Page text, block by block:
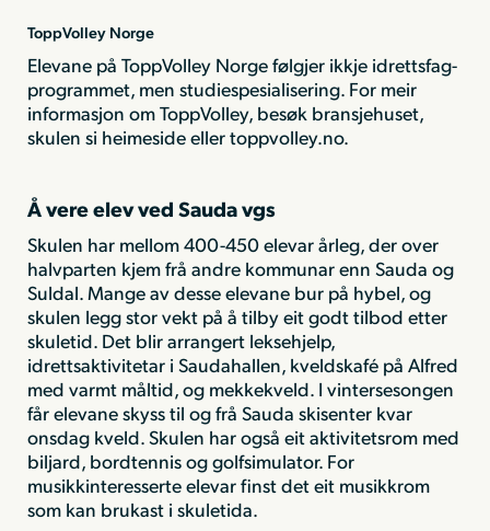
ToppVolley Norge
Elevane på ToppVolley Norge følgjer ikkje idrettsfag-
programmet, men studiespesialisering. For meir
informasjon om ToppVolley, besøk bransjehuset,
skulen si heimeside eller toppvolley.no.
Å vere elev ved Sauda vgs
Skulen har mellom 400-450 elevar årleg, der over
halvparten kjem frå andre kommunar enn Sauda og
Suldal. Mange av desse elevane bur på hybel, og
skulen legg stor vekt på å tilby eit godt tilbod etter
skuletid. Det blir arrangert leksehjelp,
idrettsaktivitetar i Saudahallen, kveldskafé på Alfred
med varmt måltid, og mekkekveld. I vintersesongen
får elevane skyss til og frå Sauda skisenter kvar
onsdag kveld. Skulen har også eit aktivitetsrom med
biljard, bordtennis og golfsimulator. For
musikkinteresserte elevar finst det eit musikkrom
som kan brukast i skuletida.